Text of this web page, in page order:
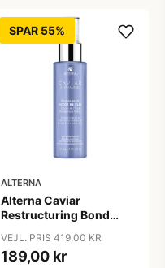
SPAR 55%
ALTERNA
Alterna Caviar
Restructuring Bond
Protection Spray, 125 ml
VEJL. PRIS 419,00 KR
189,00 kr